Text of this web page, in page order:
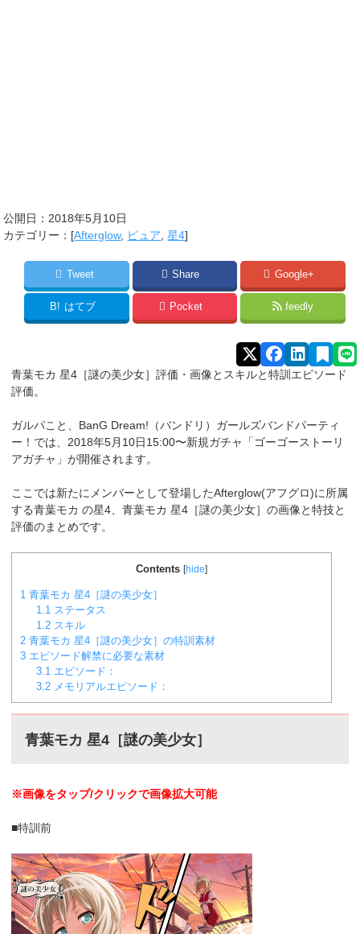
公開日： 2018年5月10日
カテゴリー：[Afterglow, ピュア ,星4]
Tweet Share Google+
B! はてブ Pocket feedly
青葉モカ 星4［謎の美少女］評価・画像とスキルと特訓エピソード
評価。
ガルパこと、BanG Dream!（バンドリ）ガールズバンドパーティ
ー！では、2018年5月10日15:00〜新規ガチャ「ゴーゴーストーリ
アガチャ」が開催されます。
ここでは新たにメンバーとして登場したAfterglow(アフグロ)に所属
する青葉モカの星4、青葉モカ 星4［謎の美少女］の画像と特技と
評価のまとめです。
Contents [hide]
1 青葉モカ 星4［謎の美少女］
1.1 ステータス
1.2 スキル
2 青葉モカ 星4［謎の美少女］の特訓素材
3 エピソード解禁に必要な素材
3.1 エピソード：
3.2 メモリアルエピソード：
青葉モカ 星4［謎の美少女］
※画像をタップ/クリックで画像拡大可能
■特訓前